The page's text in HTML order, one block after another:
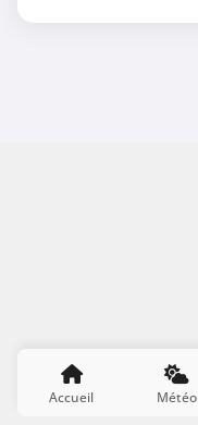
Accueil Météo